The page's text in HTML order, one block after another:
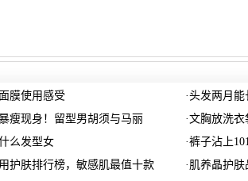
膜使用感受 ·头发两月能
瘦现身！留型男胡须与马丽 ·文胸放洗衣
么发型女 ·裤子沾上
护肤排行榜，敏感肌最值十款 · 肌养晶护肤